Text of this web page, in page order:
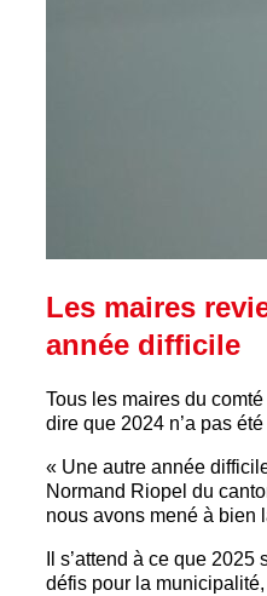
Les maires
année difficile
Tous les maires du
dire que 2024 n’a pas
« Une autre année
Normand Riopel du
nous avons mené à bien
Il s’attend à ce que
défis pour la